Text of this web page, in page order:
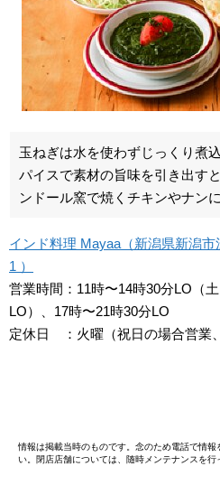
玉ねぎは水を使わずじっくり煮
パイスで素材の旨味を引き出す
ンドール窯で焼くチキンやナン
インド料理 Mayaa（新潟県新潟
1 ）
営業時間：11時〜14時30分LO（
LO）、17時〜21時30分LO
定休日 ：火曜（祝日の場合営業
情報は掲載当時のものです。念のため電話で情
い。閉店店舗については、随時メンテナンスを行